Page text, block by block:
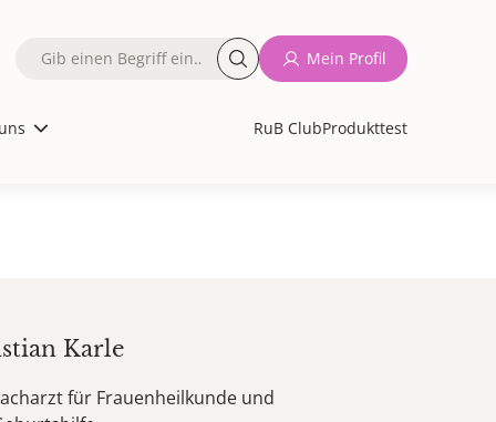
RuB ClubProdukttest
Fulltext
Mein Profil
Karle
für Frauenheilkunde und